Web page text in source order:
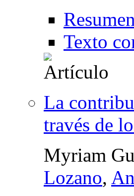
Resumen
Texto
La
través de
Myriam
Lozano,